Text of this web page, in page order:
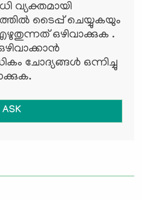
വ്യക്തമായി
ടൈപ്പ് ചെയ്യുകയും
ഒഴിവാക്കുക .
ചോദ്യങ്ങള്‍ ഒന്നിച്ചു
ASK